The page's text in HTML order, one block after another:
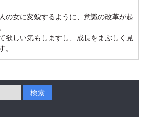
の女に変貌するように、意識の改革が起
欲しい気もしますし、成長をまぶしく見
。